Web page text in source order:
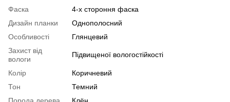
Фаска
4-х стороння фаска
Дизайн планки
Однополосний
Особливості
Глянцевий
Захист від
вологи
Підвищеної вологостійкості
Колір
Коричневий
Тон
Темний
Порода дерева
Клён